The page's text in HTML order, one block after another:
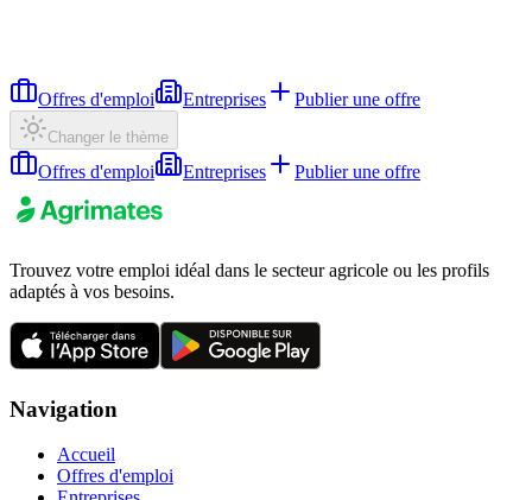
Offres d'emploi Entreprises Publier une offre
Changer le thème
Offres d'emploi Entreprises Publier une offre
Trouvez votre emploi idéal dans le secteur agricole ou les profils
adaptés à vos besoins.
Navigation
Accueil
Offres d'emploi